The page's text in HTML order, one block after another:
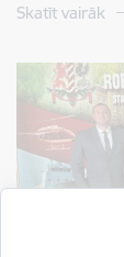
Skatīt vairāk